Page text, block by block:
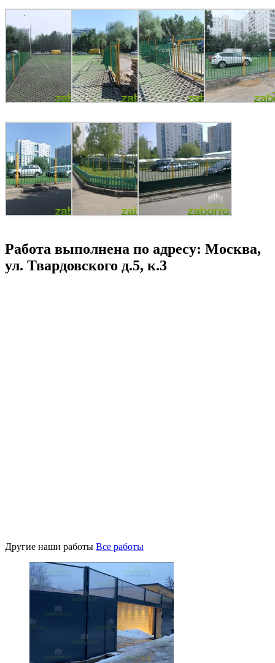
Работа выполнена по адресу: Москва,
ул. Твардовского д.5, к.3
Другие наши работы Все работы